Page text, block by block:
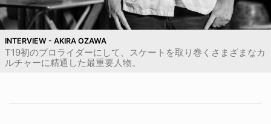
INTERVIEW - AKIRA OZAWA
T19初のプロライダーにして、スケートを取り巻くさまざまなカ
ルチャーに精通した最重要人物。